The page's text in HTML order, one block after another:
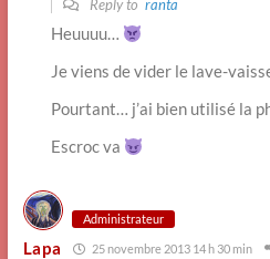
Reply to ranta
Heuuuu…
Je viens de vider le lave-
Pourtant… j’ai bien utilisé la
Escroc va
Administrateur
Lapa 25 novembre 2013 14 h 30 min